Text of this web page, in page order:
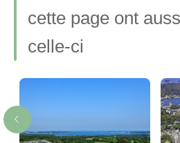
cette page ont
celle-ci